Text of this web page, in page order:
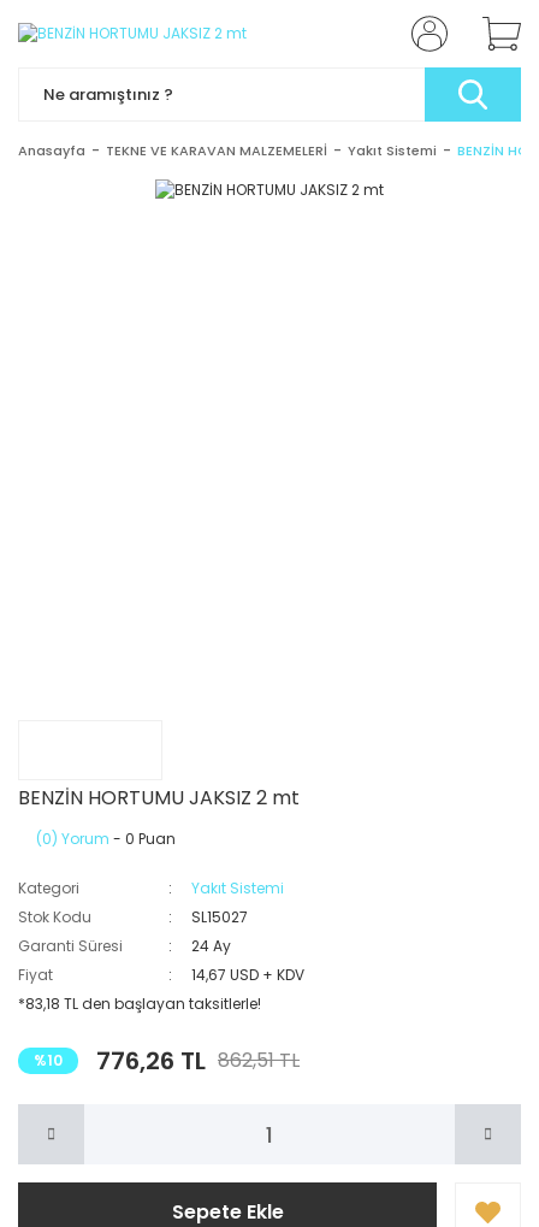
Anasayfa TEKNE VE KARAVAN MALZEMELERİ Yakıt Sistemi BENZİN
BENZİN HORTUMU JAKSIZ 2 mt
(0) Yorum - 0 Puan
Kategori
Yakıt Sistemi
Stok Kodu
SL15027
Garanti Süresi
24 Ay
Fiyat
14,67 USD + KDV
*83,18 TL den başlayan taksitlerle!
%10 776,26 TL 862,51 TL
Sepete Ekle